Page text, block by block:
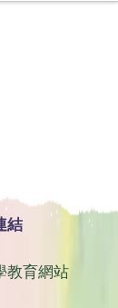
結
教育網站